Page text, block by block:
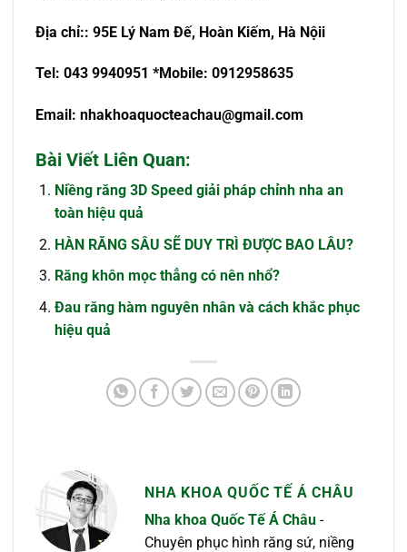
Địa chỉ:: 95E Lý Nam Đế, Hoàn Kiếm, Hà Nộii
Tel: 043 9940951 *Mobile: 0912958635
Email: nhakhoaquocteachau@gmail.com
Bài Viết Liên Quan:
Niềng răng 3D Speed giải pháp chỉnh nha an
toàn hiệu quả
HÀN RĂNG SÂU SẼ DUY TRÌ ĐƯỢC BAO LÂU?
Răng khôn mọc thẳng có nên nhổ?
Đau răng hàm nguyên nhân và cách khắc phục
hiệu quả
NHA KHOA QUỐC TẾ Á CHÂU
Nha khoa Quốc Tế Á Châu -
Chuyên phục hình răng sứ, niềng